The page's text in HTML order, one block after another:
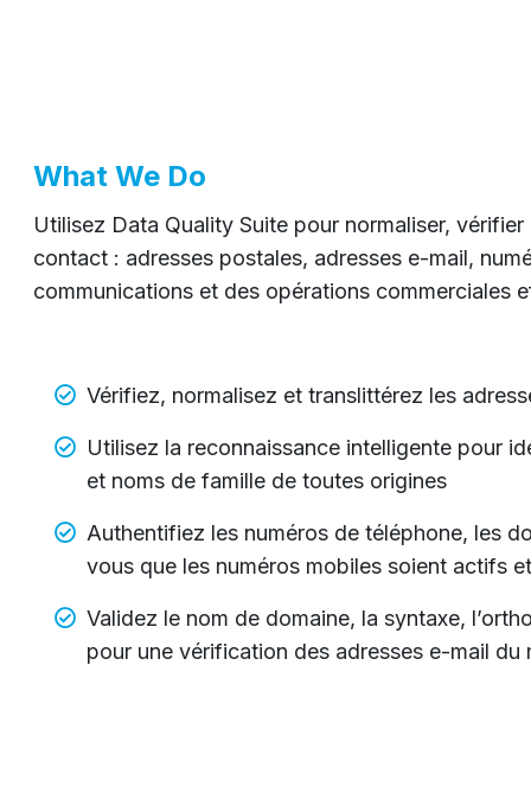
What We Do
Utilisez Data Quality Suite pour normaliser,
contact : adresses postales, adresses e-mail,
communications et des opérations commerciales
Vérifiez, normalisez et translittérez les
Utilisez la reconnaissance intelligente pour
et noms de famille de toutes origines
Authentifiez les numéros de téléphone, les
vous que les numéros mobiles soient actifs
Validez le nom de domaine, la syntaxe,
pour une vérification des adresses e-mail du